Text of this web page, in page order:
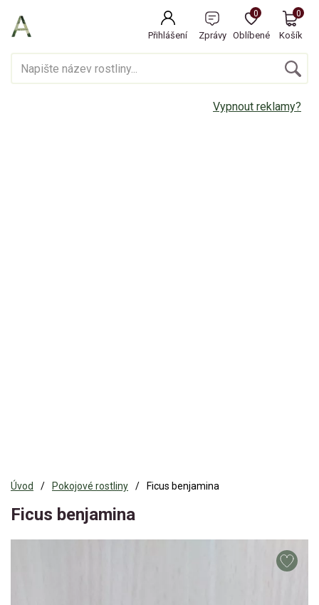
Přihlášení Zprávy Oblíbené
0
Košík
0
Vypnout reklamy?
Úvod Pokojové rostliny Ficus benjamina
Ficus benjamina